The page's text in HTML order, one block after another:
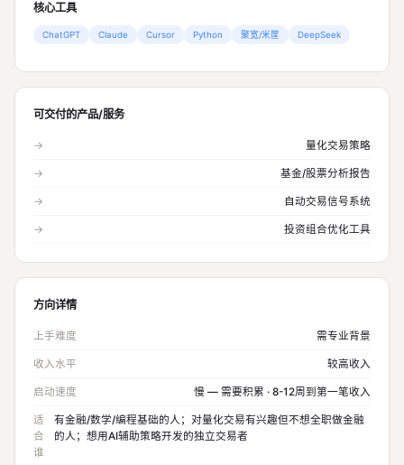
核心工具
ChatGPT Claude Cursor Python 聚宽/米筐 DeepSeek
可交付的产品/服务
→ 量化交易策略
→ 基金/股票分析报告
→ 自动交易信号系统
→ 投资组合优化工具
方向详情
上手难度 需专业背景
收入水平 较高收入
启动速度 慢 — 需要积累 · 8-12周到第一笔收入
适
合
谁
有金融/数学/编程基础的人；对量化交易有兴趣但不想全职做金融
的人；想用AI辅助策略开发的独立交易者